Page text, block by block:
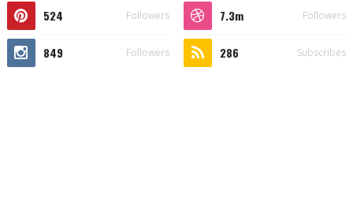
524 Followers 7.3m Followers
849 Followers 286 Subscribes